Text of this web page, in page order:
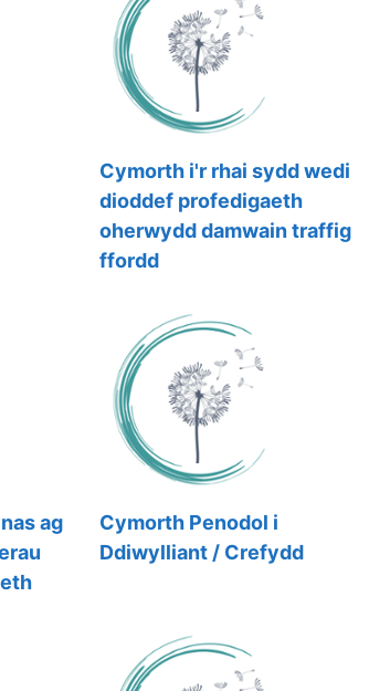
Cymorth i'r rhai sydd wedi
dioddef profedigaeth
oherwydd damwain traffig
ffordd
ag
Cymorth Penodol i
Ddiwylliant / Crefydd